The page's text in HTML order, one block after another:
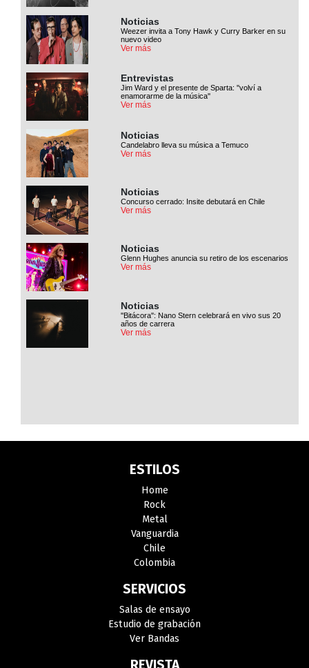
Noticias
Weezer invita a Tony Hawk y Curry Barker en su
nuevo video
Ver más
Entrevistas
Jim Ward y el presente de Sparta: ''volví a
enamorarme de la música''
Ver más
Noticias
Candelabro lleva su música a Temuco
Ver más
Noticias
Concurso cerrado: Insite debutará en Chile
Ver más
Noticias
Glenn Hughes anuncia su retiro de los escenarios
Ver más
Noticias
''Bitácora'': Nano Stern celebrará en vivo sus 20
años de carrera
Ver más
ESTILOS
Home
Rock
Metal
Vanguardia
Chile
Colombia
SERVICIOS
Salas de ensayo
Estudio de grabación
Ver Bandas